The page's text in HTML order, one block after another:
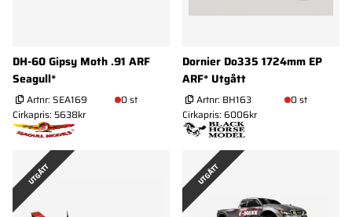
DH-60 Gipsy Moth .91 ARF
Seagull*
Artnr: SEA169
0 st
Cirkapris: 5638kr
Dornier Do335 1724mm EP
ARF* Utgått
Artnr: BH163
0 st
Cirkapris: 6006kr
UTGÅTT UTGÅTT